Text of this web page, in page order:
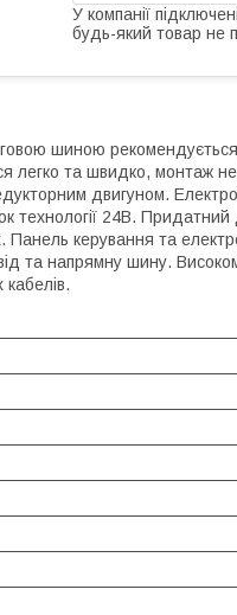
У компанії
будь-який товар не
шиною
легко та швидко, монтаж не
двигуном.
технології 24В.
Панель керування та
та напрямну шину.